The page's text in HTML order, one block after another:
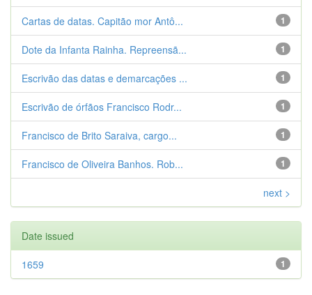
1
Cartas de datas. Capitão mor Antô...
1
Dote da Infanta Rainha. Repreensã...
1
Escrivão das datas e demarcações ...
1
Escrivão de órfãos Francisco Rodr...
1
Francisco de Brito Saraiva, cargo...
1
Francisco de Oliveira Banhos. Rob...
next >
Date issued
1
1659